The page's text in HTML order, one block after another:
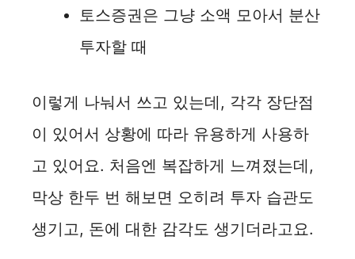
토스증권은 그냥 소액 모아서 분산
투자할 때
이렇게 나눠서 쓰고 있는데, 각각 장단점
이 있어서 상황에 따라 유용하게 사용하
고 있어요. 처음엔 복잡하게 느껴졌는데,
막상 한두 번 해보면 오히려 투자 습관도
생기고, 돈에 대한 감각도 생기더라고요.